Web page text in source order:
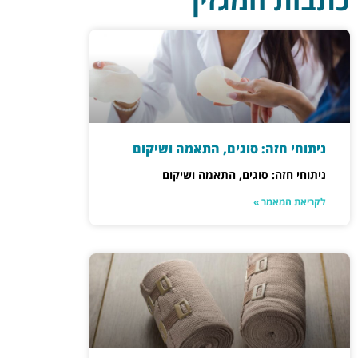
ניתוחי חזה: סוגים, התאמה ושיקום
ניתוחי חזה: סוגים, התאמה ושיקום
לקריאת המאמר »